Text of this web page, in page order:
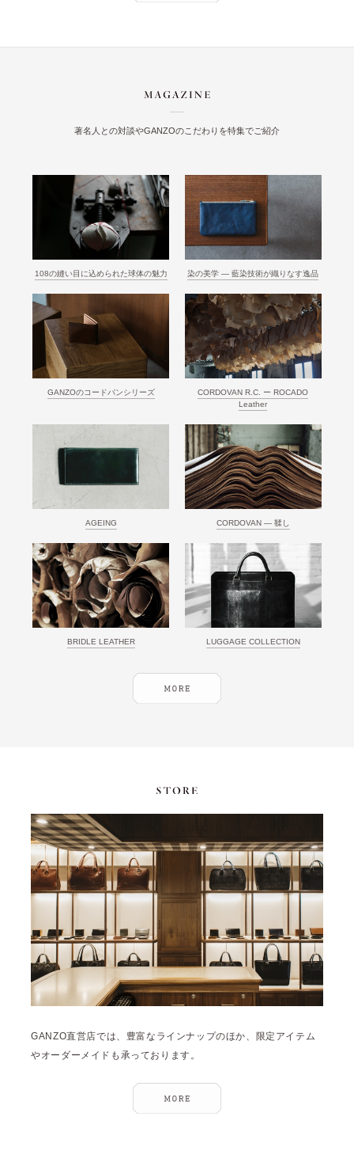
著名人との対談やGANZOのこだわりを特集でご紹介
108の縫い目に込められた球体の魅力 染の美学 ― 藍染技術が織りなす逸品
GANZOのコードバンシリーズ
CORDOVAN R.C. ー ROCADO
Leather
AGEING CORDOVAN ― 鞣し
BRIDLE LEATHER LUGGAGE COLLECTION
GANZO直営店では、豊富なラインナップのほか、限定アイテム
やオーダーメイドも承っております。